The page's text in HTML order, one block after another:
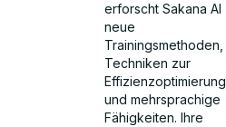
erforscht Sakana AI
neue
Trainingsmethoden,
Techniken zur
Effizienzoptimierung
und mehrsprachige
Fähigkeiten. Ihre